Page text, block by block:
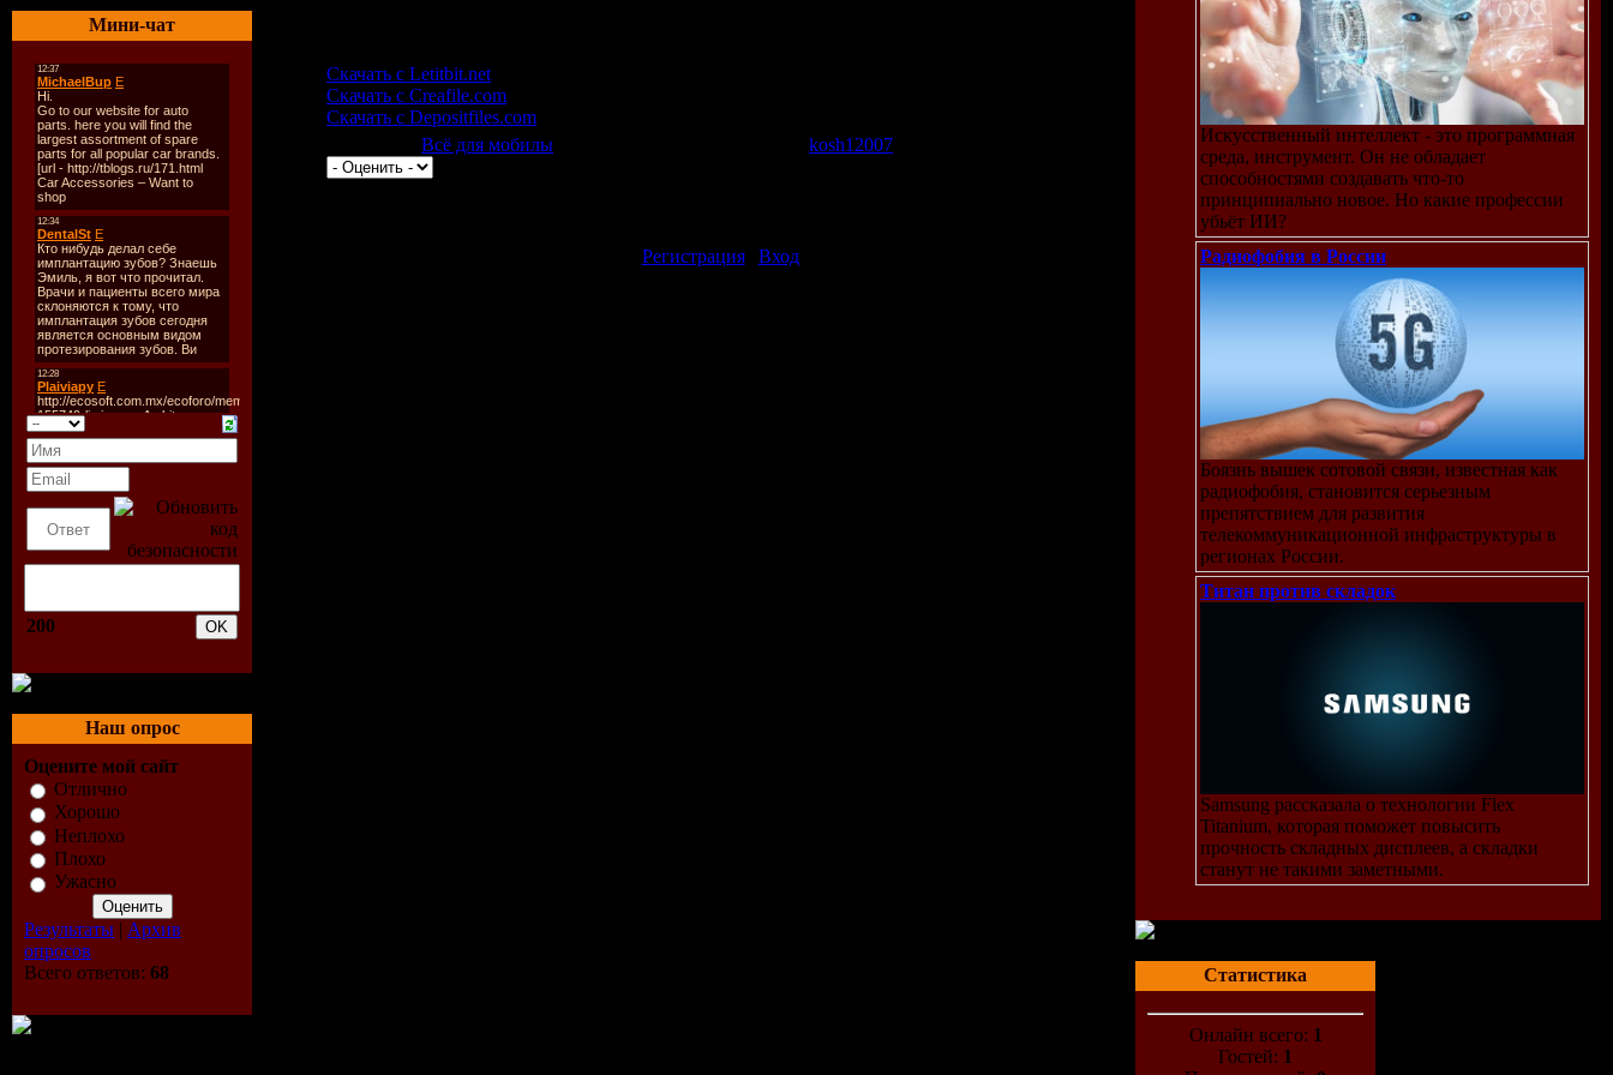
Мини-чат
200
Наш опрос
Оцените мой сайт
Отлично
Хорошо
Неплохо
Плохо
Ужасно
Результаты | Архив
опросов
Всего ответов: 68
Скачать с Letitbit.net
Скачать с Creafile.com
Скачать с Depositfiles.com
Всё для мобилы kosh12007
Регистрация| Вход]
Искусственный интеллект - это программная
среда, инструмент. Он не обладает
способностями создавать что-то
принципиально новое. Но какие профессии
убьёт ИИ?
Радиофобия в России
Боязнь вышек сотовой связи, известная как
радиофобия, становится серьезным
препятствием для развития
телекоммуникационной инфраструктуры в
регионах России.
Титан против складок
Samsung рассказала о технологии Flex
Titanium, которая поможет повысить
прочность складных дисплеев, а складки
станут не такими заметными.
Статистика
Онлайн всего: 1
Гостей: 1